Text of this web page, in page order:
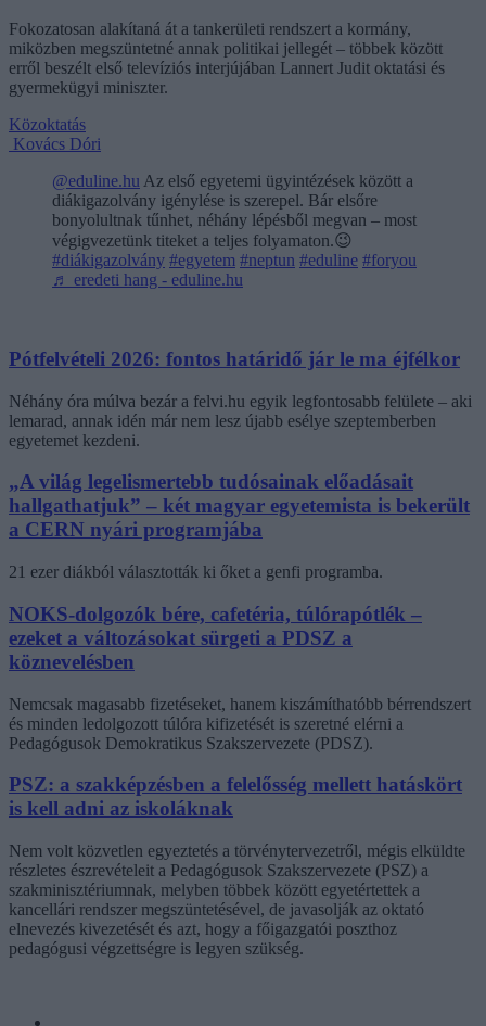
Fokozatosan alakítaná át a tankerületi rendszert a kormány,
miközben megszüntetné annak politikai jellegét – többek között
erről beszélt első televíziós interjújában Lannert Judit oktatási és
gyermekügyi miniszter.
Közoktatás
Kovács Dóri
@eduline.hu Az első egyetemi ügyintézések között a
diákigazolvány igénylése is szerepel. Bár elsőre
bonyolultnak tűnhet, néhány lépésből megvan – most
végigvezetünk titeket a teljes folyamaton.😉
#diákigazolvány #egyetem #neptun #eduline #foryou
♬ eredeti hang - eduline.hu
Pótfelvételi 2026: fontos határidő jár le ma éjfélkor
Néhány óra múlva bezár a felvi.hu egyik legfontosabb felülete – aki
lemarad, annak idén már nem lesz újabb esélye szeptemberben
egyetemet kezdeni.
„A világ legelismertebb tudósainak előadásait
hallgathatjuk” – két magyar egyetemista is bekerült
a CERN nyári programjába
21 ezer diákból választották ki őket a genfi programba.
NOKS-dolgozók bére, cafetéria, túlórapótlék –
ezeket a változásokat sürgeti a PDSZ a
köznevelésben
Nemcsak magasabb fizetéseket, hanem kiszámíthatóbb bérrendszert
és minden ledolgozott túlóra kifizetését is szeretné elérni a
Pedagógusok Demokratikus Szakszervezete (PDSZ).
PSZ: a szakképzésben a felelősség mellett hatáskört
is kell adni az iskoláknak
Nem volt közvetlen egyeztetés a törvénytervezetről, mégis elküldte
részletes észrevételeit a Pedagógusok Szakszervezete (PSZ) a
szakminisztériumnak, melyben többek között egyetértettek a
kancellári rendszer megszüntetésével, de javasolják az oktató
elnevezés kivezetését és azt, hogy a főigazgatói poszthoz
pedagógusi végzettségre is legyen szükség.